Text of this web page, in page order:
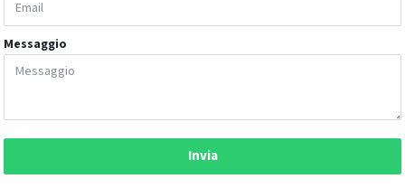
Messaggio
Invia